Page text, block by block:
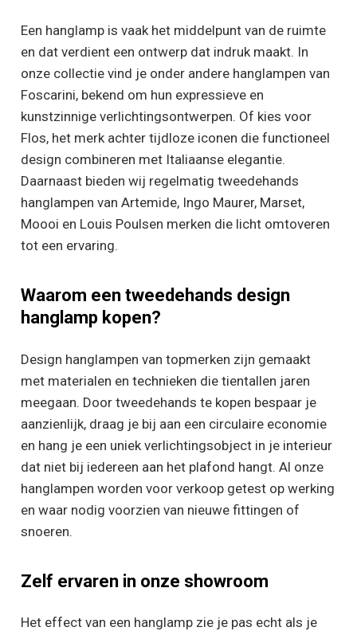
Een hanglamp is vaak het middelpunt van de ruimte
en dat verdient een ontwerp dat indruk maakt. In
onze collectie vind je onder andere hanglampen van
Foscarini, bekend om hun expressieve en
kunstzinnige verlichtingsontwerpen. Of kies voor
Flos, het merk achter tijdloze iconen die functioneel
design combineren met Italiaanse elegantie.
Daarnaast bieden wij regelmatig tweedehands
hanglampen van Artemide, Ingo Maurer, Marset,
Moooi en Louis Poulsen merken die licht omtoveren
tot een ervaring.
Waarom een tweedehands design
hanglamp kopen?
Design hanglampen van topmerken zijn gemaakt
met materialen en technieken die tientallen jaren
meegaan. Door tweedehands te kopen bespaar je
aanzienlijk, draag je bij aan een circulaire economie
en hang je een uniek verlichtingsobject in je interieur
dat niet bij iedereen aan het plafond hangt. Al onze
hanglampen worden voor verkoop getest op werking
en waar nodig voorzien van nieuwe fittingen of
snoeren.
Zelf ervaren in onze showroom
Het effect van een hanglamp zie je pas echt als je